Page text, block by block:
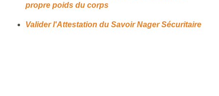
propre poids du corps
Valider l'Attestation du Savoir Nager Sécuritaire